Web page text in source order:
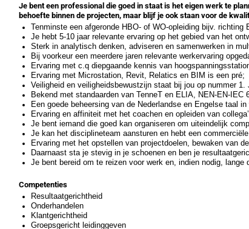
Je bent een professional die goed in staat is het eigen werk te
behoefte binnen de projecten, maar blijf je ook staan voor de
Tenminste een afgeronde HBO- of WO-opleiding bijv.
Je hebt 5-10 jaar relevante ervaring op het gebied van het
Sterk in analytisch denken, adviseren en samenwerken in
Bij voorkeur een meerdere jaren relevante werkervaring
Ervaring met c.q diepgaande kennis van
Ervaring met Microstation, Revit, Relatics en BIM is een pré;
Veiligheid en veiligheidsbewustzijn staat bij jou op nummer
Bekend met standaarden van TenneT en ELIA, NEN-EN-
Een goede beheersing van de Nederlandse en Engelse taal in
Ervaring en affiniteit met het coachen en opleiden van
Je bent iemand die goed kan organiseren om uiteindelijk
Je kan het disciplineteam aansturen en hebt een commerciële
Ervaring met het opstellen van projectdoelen, bewaken van
Daarnaast sta je stevig in je schoenen en ben je
Je bent bereid om te reizen voor werk en, indien nodig, lange
Competenties
Resultaatgerichtheid
Onderhandelen
Klantgerichtheid
Groepsgericht leidinggeven